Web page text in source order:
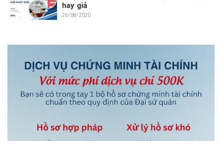
hay giả
26/08/2020